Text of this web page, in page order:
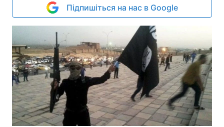
Підпишіться на нас в Google